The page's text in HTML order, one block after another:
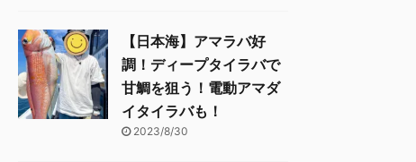
【日本海】アマラバ好
調！ディープタイラバで
甘鯛を狙う！電動アマダ
イタイラバも！
2023/8/30